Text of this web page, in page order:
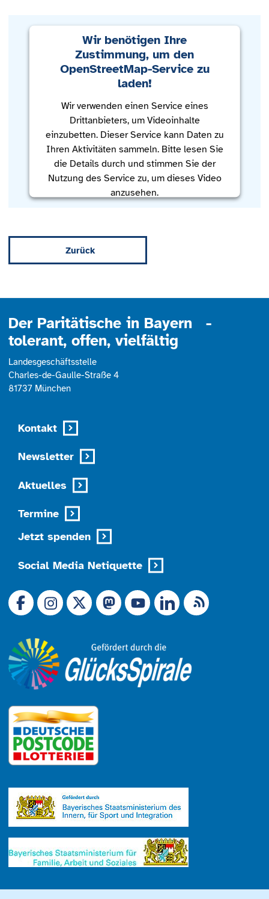
Wir benötigen Ihre
Zustimmung, um den
OpenStreetMap-Service zu
laden!
Wir verwenden einen Service eines
Drittanbieters, um Videoinhalte
einzubetten. Dieser Service kann Daten zu
Ihren Aktivitäten sammeln. Bitte lesen Sie
die Details durch und stimmen Sie der
Nutzung des Service zu, um dieses Video
anzusehen.
Management Platform
Zurück
Der Paritätische in Bayern -
tolerant, offen, vielfältig
Landesgeschäftsstelle
Charles-de-Gaulle-Straße 4
81737 München
Kontakt
Newsletter
Aktuelles
Termine
Jetzt spenden
Social Media Netiquette
Link zu X (Ex-Twitter)
RSS-Feed